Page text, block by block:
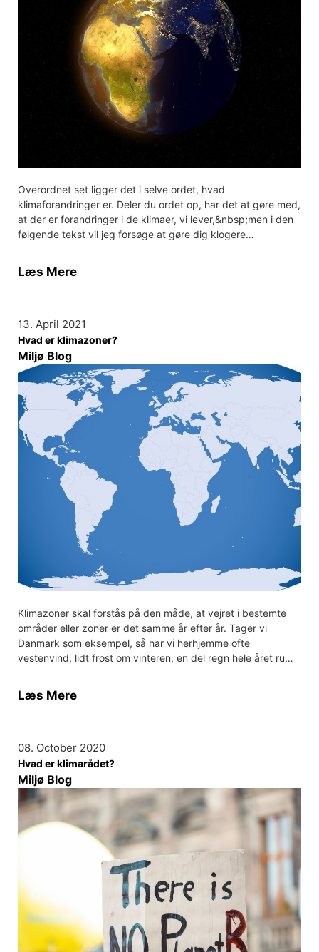
Overordnet set ligger det i selve ordet, hvad
klimaforandringer er. Deler du ordet op, har det at gøre med,
at der er forandringer i de klimaer, vi lever,&nbsp;men i den
følgende tekst vil jeg forsøge at gøre dig klogere…
Læs Mere
13. April 2021
Hvad er klimazoner?
Miljø Blog
Klimazoner skal forstås på den måde, at vejret i bestemte
områder eller zoner er det samme år efter år. Tager vi
Danmark som eksempel, så har vi herhjemme ofte
vestenvind, lidt frost om vinteren, en del regn hele året ru…
Læs Mere
08. October 2020
Hvad er klimarådet?
Miljø Blog